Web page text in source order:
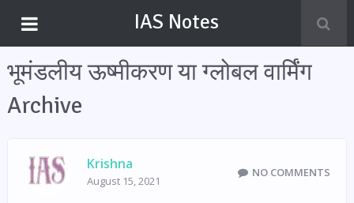
IAS Notes
भूमंडलीय ऊष्मीकरण या ग्लोबल वार्मिंग
Archive
Krishna
August 15, 2021
NO COMMENTS